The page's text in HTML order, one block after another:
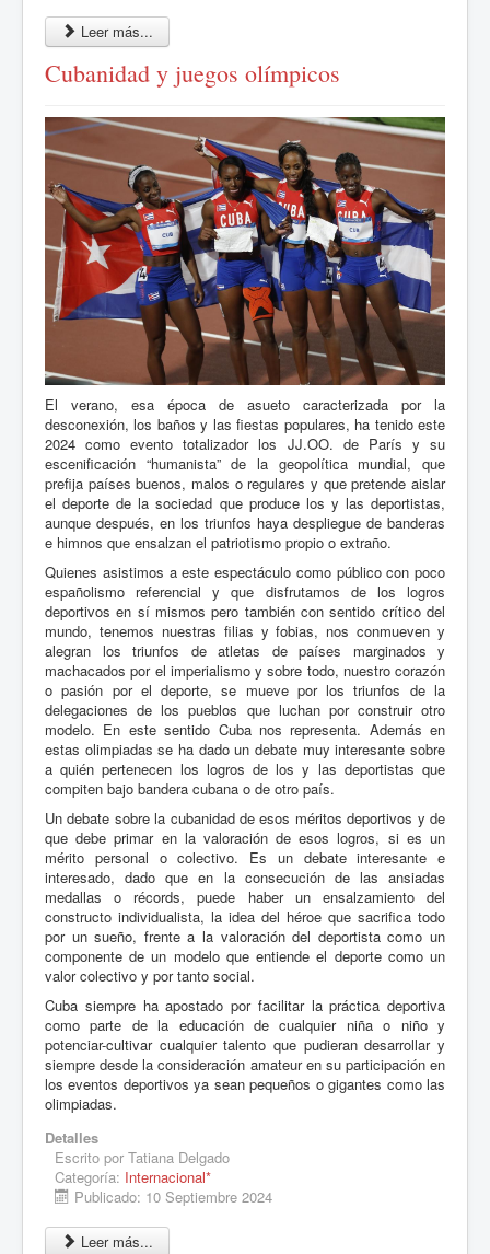
Leer más...
Cubanidad y juegos olímpicos
El verano, esa época de asueto caracterizada por la
desconexión, los baños y las fiestas populares, ha tenido este
2024 como evento totalizador los JJ.OO. de París y su
escenificación “humanista” de la geopolítica mundial, que
prefija países buenos, malos o regulares y que pretende aislar
el deporte de la sociedad que produce los y las deportistas,
aunque después, en los triunfos haya despliegue de banderas
e himnos que ensalzan el patriotismo propio o extraño.
Quienes asistimos a este espectáculo como público con poco
españolismo referencial y que disfrutamos de los logros
deportivos en sí mismos pero también con sentido crítico del
mundo, tenemos nuestras filias y fobias, nos conmueven y
alegran los triunfos de atletas de países marginados y
machacados por el imperialismo y sobre todo, nuestro corazón
o pasión por el deporte, se mueve por los triunfos de la
delegaciones de los pueblos que luchan por construir otro
modelo. En este sentido Cuba nos representa. Además en
estas olimpiadas se ha dado un debate muy interesante sobre
a quién pertenecen los logros de los y las deportistas que
compiten bajo bandera cubana o de otro país.
Un debate sobre la cubanidad de esos méritos deportivos y de
que debe primar en la valoración de esos logros, si es un
mérito personal o colectivo. Es un debate interesante e
interesado, dado que en la consecución de las ansiadas
medallas o récords, puede haber un ensalzamiento del
constructo individualista, la idea del héroe que sacrifica todo
por un sueño, frente a la valoración del deportista como un
componente de un modelo que entiende el deporte como un
valor colectivo y por tanto social.
Cuba siempre ha apostado por facilitar la práctica deportiva
como parte de la educación de cualquier niña o niño y
potenciar-cultivar cualquier talento que pudieran desarrollar y
siempre desde la consideración amateur en su participación en
los eventos deportivos ya sean pequeños o gigantes como las
olimpiadas.
Detalles
Escrito por Tatiana Delgado
Categoría: Internacional*
Publicado: 10 Septiembre 2024
Leer más...